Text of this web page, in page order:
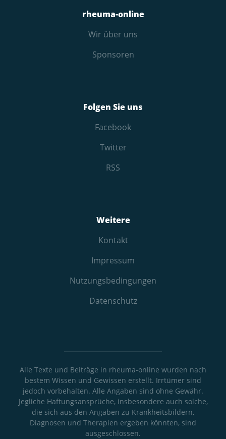
rheuma-online
Wir über uns
Sponsoren
Folgen Sie uns
Facebook
Twitter
RSS
Weitere
Kontakt
Impressum
Nutzungs­bedingungen
Datenschutz
Alle Texte und Beiträge in rheuma-online wurden nach
bestem Wissen und Gewissen erstellt. Irrtümer sind
jedoch vorbehalten. Alle Angaben sind ohne Gewähr.
Jegliche Haftungsansprüche, insbesondere auch solche,
die sich aus den Angaben zu Krankheitsbildern,
Diagnosen und Therapien ergeben könnten, sind
ausgeschlossen.